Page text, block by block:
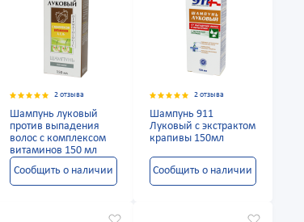
2 отзыва
Шампунь луковый
против выпадения
волос с комплексом
витаминов 150 мл
Сообщить о наличии
2 отзыва
Шампунь 911
Луковый с экстрактом
крапивы 150мл
Сообщить о наличии